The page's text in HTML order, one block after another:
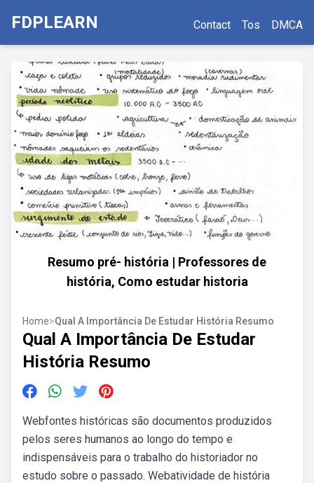
FDPLEARN Contact Tos DMCA
Resumo pré- história | Professores de
história, Como estudar historia
Home>Qual A Importância De Estudar História Resumo
Qual A Importância De Estudar
História Resumo
Webfontes históricas são documentos produzidos
pelos seres humanos ao longo do tempo e
indispensáveis para o trabalho do historiador no
estudo sobre o passado. Webatividade de história